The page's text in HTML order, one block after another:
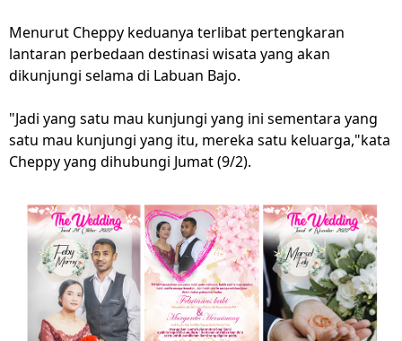
Menurut Cheppy keduanya terlibat pertengkaran
lantaran perbedaan destinasi wisata yang akan
dikunjungi selama di Labuan Bajo.
"Jadi yang satu mau kunjungi yang ini sementara yang
satu mau kunjungi yang itu, mereka satu keluarga,"kata
Cheppy yang dihubungi Jumat (9/2).